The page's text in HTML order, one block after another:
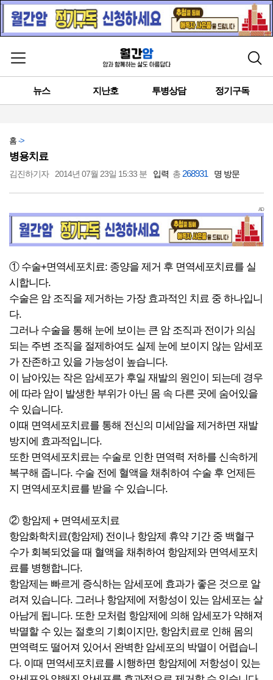
메뉴 열기 검색
뉴스 지난호 투병상담 정기구독
홈 ->
병용치료
김진하기자 2014년 07월 23일 15:33 분 입력 총 268931 명 방문
AD
① 수술+면역세포치료: 종양을 제거 후 면역세포치료를 실
시합니다.
수술은 암 조직을 제거하는 가장 효과적인 치료 중 하나입니
다.
그러나 수술을 통해 눈에 보이는 큰 암 조직과 전이가 의심
되는 주변 조직을 절제하여도 실제 눈에 보이지 않는 암세포
가 잔존하고 있을 가능성이 높습니다.
이 남아있는 작은 암세포가 후일 재발의 원인이 되는데 경우
에 따라 암이 발생한 부위가 아닌 몸 속 다른 곳에 숨어있을
수 있습니다.
이때 면역세포치료를 통해 전신의 미세암을 제거하면 재발
방지에 효과적입니다.
또한 면역세포치료는 수술로 인한 면역력 저하를 신속하게
복구해 줍니다. 수술 전에 혈액을 채취하여 수술 후 언제든
지 면역세포치료를 받을 수 있습니다.
② 항암제 + 면역세포치료
항암화학치료(항암제) 전이나 항암제 휴약 기간 중 백혈구
수가 회복되었을 때 혈액을 채취하여 항암제와 면역세포치
료를 병행합니다.
항암제는 빠르게 증식하는 암세포에 효과가 좋은 것으로 알
려져 있습니다. 그러나 항암제에 저항성이 있는 암세포는 살
아남게 됩니다. 또한 모처럼 항암제에 의해 암세포가 약해져
박멸할 수 있는 절호의 기회이지만, 항암치료로 인해 몸의
면역력도 떨어져 있어서 완벽한 암세포의 박멸이 어렵습니
다. 이때 면역세포치료를 시행하면 항암제에 저항성이 있는